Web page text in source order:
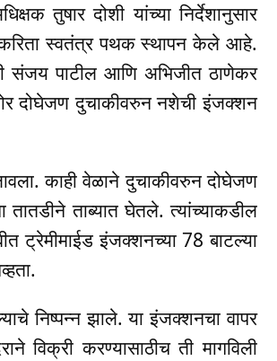
तुषार दोशी यांच्या निर्देशानुसार
स्वतंत्र पथक स्थापन केले आहे.
संजय पाटील आणि अभिजीत ठाणेकर
दोघेजण दुचाकीवरुन नशेची इंजक्शन
काही वेळाने दुचाकीवरुन दोघेजण
तातडीने ताब्यात घेतले. त्यांच्याकडील
ट्रेमीमाईड इंजक्शनच्या 78 बाटल्या
निष्पन्न झाले. या इंजक्शनचा वापर
विक्री करण्यासाठीच ती मागविली